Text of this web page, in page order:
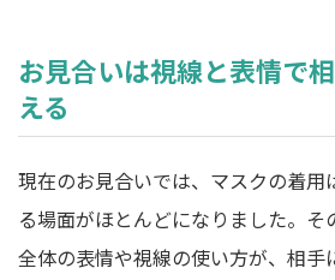
お見合いは視線と表情で
える
現在のお見合いでは、マスクの着用
る場面がほとんどになりました。そ
全体の表情や視線の使い方が、相手